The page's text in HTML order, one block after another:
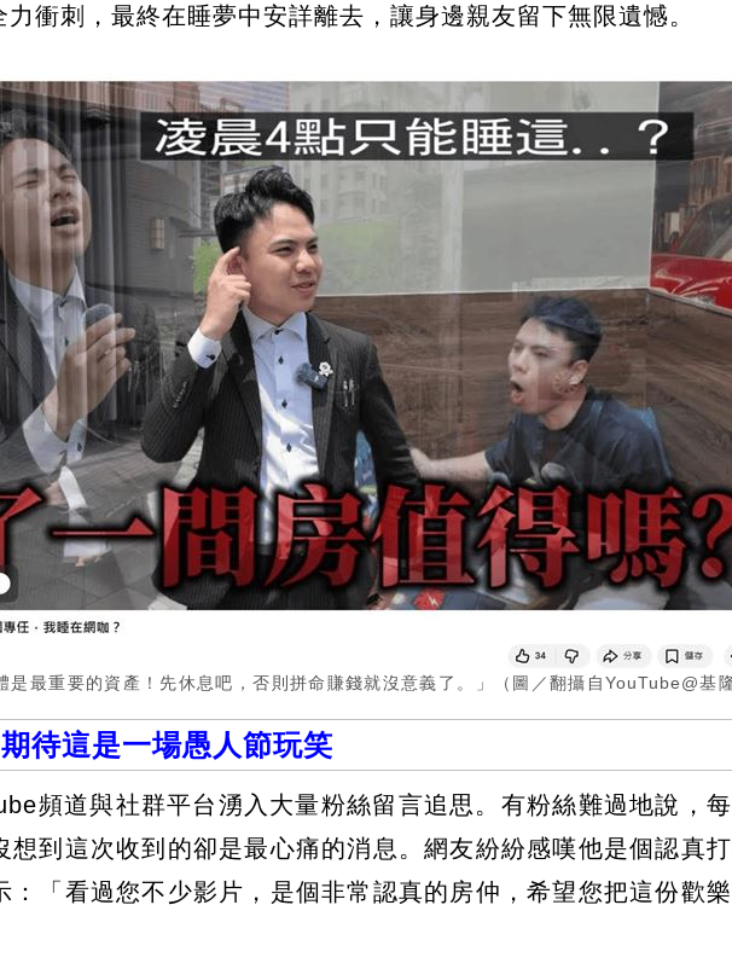
衝刺，最終在睡夢中安詳離去，讓身邊親友留下無限遺憾。
是最重要的資產！先休息吧，否則拼命賺錢就沒意義了。」（圖／翻攝自YouTube@基
待這是一場愚人節玩笑
頻道與社群平台湧入大量粉絲留言追思。有粉絲難過地說，
想到這次收到的卻是最心痛的消息。網友紛紛感嘆他是個認真
：「看過您不少影片，是個非常認真的房仲，希望您把這份歡